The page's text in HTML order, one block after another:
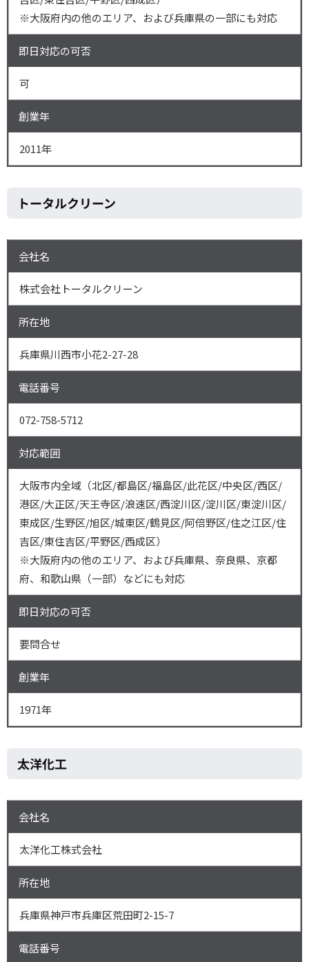
※大阪府内の他のエリア、および兵庫県の一部にも対応
即日対応の可否
可
創業年
2011年
トータルクリーン
会社名
株式会社トータルクリーン
所在地
兵庫県川西市小花2-27-28
電話番号
072-758-5712
対応範囲
大阪市内全域（北区/都島区/福島区/此花区/中央区/西区/
港区/大正区/天王寺区/浪速区/西淀川区/淀川区/東淀川区/
東成区/生野区/旭区/城東区/鶴見区/阿倍野区/住之江区/住
吉区/東住吉区/平野区/西成区）
※大阪府内の他のエリア、および兵庫県、奈良県、京都
府、和歌山県（一部）などにも対応
即日対応の可否
要問合せ
創業年
1971年
太洋化工
会社名
太洋化工株式会社
所在地
兵庫県神戸市兵庫区荒田町2-15-7
電話番号